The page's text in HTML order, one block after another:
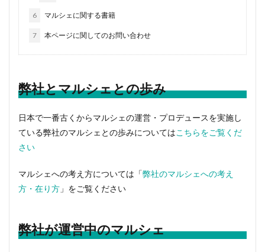
6 マルシェに関する書籍
7 本ページに関してのお問い合わせ
弊社とマルシェとの歩み
日本で一番古くからマルシェの運営・プロデュースを実施し
ている弊社のマルシェとの歩みについてはこちらをご覧くだ
さい
マルシェへの考え方については「弊社のマルシェへの考え
方・在り方 」をご覧ください
弊社が運営中のマルシェ